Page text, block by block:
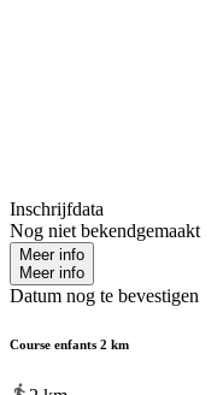
Inschrijfdata
Nog niet bekendgemaakt
Meer info
Meer info
Datum nog te bevestigen
Course enfants 2 km